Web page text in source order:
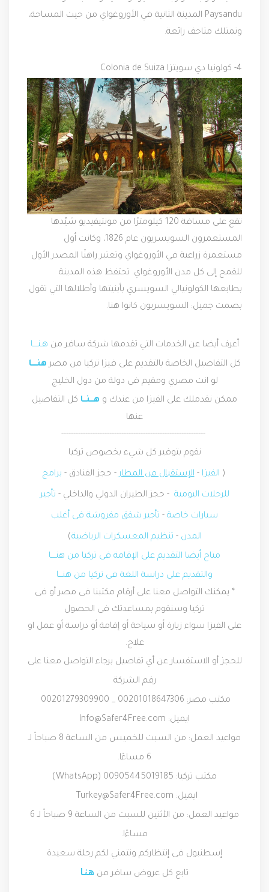
Paysandu المدينة الثانية في الأوروغواي من حيث المساحة،
وتمتلك متاحف رائعة.
4- كولونيا دي سويتزا Colonia de Suiza
تقع على مسافة 120 كيلومترًا من مونتيفيديو شيّدها
المستعمرون السويسريون عام 1826، وكانت أول
مستعمرة زراعية في الأوروغواي وتعتبر راهنًا المصدر الأول
للقمح إلى كل مدن الأوروغواي. تحتفظ هذه المدينة
بطابعها الكولونيالي السويسري بأبنيتها وأطلالها التي تقول
بصمت جميل: السويسريون كانوا هنا.
أعرف أيضا عن الخدمات التي تقدمها شركة سافرمن هـنــــا
كل التفاصيل الخاصة بالتقديم على فيزا تركيا من مصرهنــــا
لو انت مصري ومقيم فى دولة من دول الخليج
ممكن نقدملك على الفيزا من عندك و هـــنــا كل التفاصيل
عنها
------------------------------------------------------------
نقوم بتوفير كل شيء بخصوص تركيا
( الفيزا -الإستقبال من المطار- حجز الفنادق - برامج
للرحلات اليومية - حجز الطيران الدولي والداخلي - تأجير
سيارات خاصة - تأجير شقق مفروشة فى أغلب
المدن - تنظيم المعسكرات الرياضية)
متاح أيضا التقديم على الإقامة فى تركيا من هنــــا
والتقديم على دراسة اللغة فى تركيا من هنـــا
* يمكنك التواصل معنا على أرقام مكتبنا فى مصر أو فى
تركيا وسنقوم بمساعدتك فى الحصول
على الفيزا سواء زيارة أو سياحة أو إقامة أو دراسة أو عمل او
علاج.
للحجز أو الاستفسار عن أي تفاصيل برجاء التواصل معنا على
رقم الشركة
مكتب مصر: 00201018647306 _ 00201279309900
ايميل: Info@Safer4Free.com
مواعيد العمل: من السبت للخميس من الساعة 8 صباحاً لـ
6 مساءًا.
مكتب تركيا: 00905445019185 (WhatsApp)
ايميل: Turkey@Safer4Free.com
مواعيد العمل: من الأثنين للسبت من الساعة 9 صباحاً لـ 6
مساءًا.
إسطنبول فى إنتظاركم ونتمني لكم رحلة سعيدة
تابع كل عروض سافر من هـنـا